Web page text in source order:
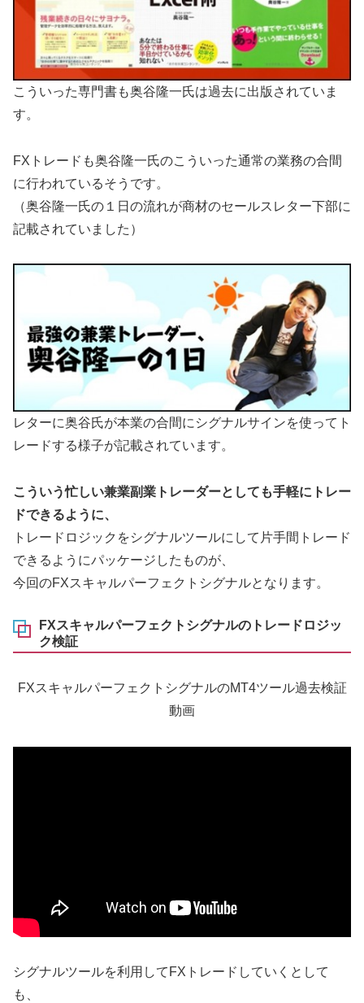
こういった専門書も奥谷隆一氏は過去に出版されていま
す。
FXトレードも奥谷隆一氏のこういった通常の業務の合間
に行われているそうです。
（奥谷隆一氏の１日の流れが商材のセールスレター下部に
記載されていました）
レターに奥谷氏が本業の合間にシグナルサインを使ってト
レードする様子が記載されています。
こういう忙しい兼業副業トレーダーとしても手軽にトレー
ドできるように、
トレードロジックをシグナルツールにして片手間トレード
できるようにパッケージしたものが、
今回のFXスキャルパーフェクトシグナルとなります。
FXスキャルパーフェクトシグナルのトレードロジッ
ク検証
FXスキャルパーフェクトシグナルのMT4ツール過去検証
動画
シグナルツールを利用してFXトレードしていくとして
も、